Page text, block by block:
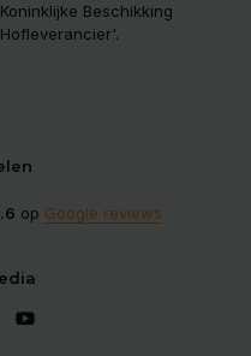
Koninklijke Beschikking
Hofleverancier'.
op Google reviews